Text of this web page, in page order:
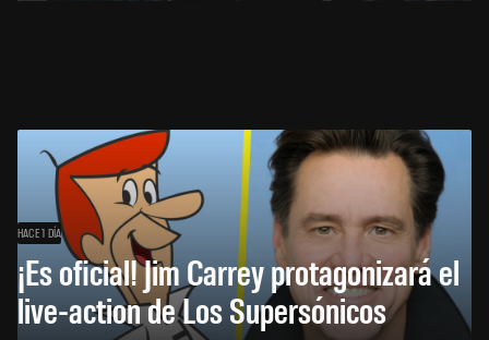
HACE 1 DÍA
¡Es oficial! Jim Carrey protagonizará el
live-action de Los Supersónicos